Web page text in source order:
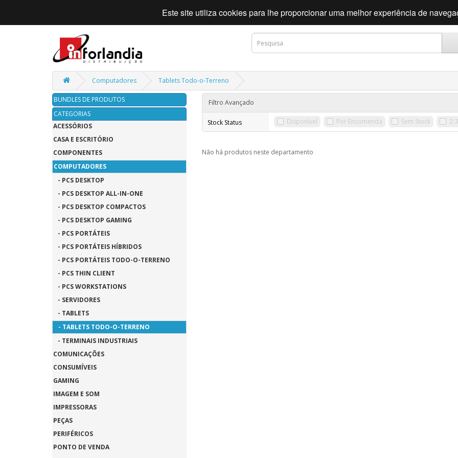
Computadores Tablets Todo-o-Terreno
BUNDLES DE PRODUTOS
CATEGORIAS
ACESSÓRIOS
CASA E ESCRITÓRIO
COMPONENTES
COMPUTADORES
- PCS DESKTOP
- PCS DESKTOP ALL-IN-ONE
- PCS DESKTOP COMPACTOS
- PCS DESKTOP GAMING
- PCS PORTÁTEIS
- PCS PORTÁTEIS HÍBRIDOS
- PCS PORTÁTEIS TODO-O-TERRENO
- PCS THIN CLIENT
- PCS WORKSTATIONS
- SERVIDORES
- TABLETS
- TABLETS TODO-O-TERRENO
- TERMINAIS INDUSTRIAIS
COMUNICAÇÕES
CONSUMÍVEIS
GAMING
IMAGEM E SOM
IMPRESSORAS
PEÇAS
PERIFÉRICOS
PONTO DE VENDA
Filtro Avançado
Stock Status Disponível Por Encomenda Sem Stock 2-
Não há produtos neste departamento
Este site utiliza cookies para lhe proporcionar uma melhor experiência de